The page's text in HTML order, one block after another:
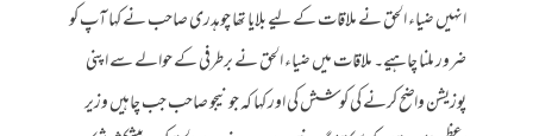
انہیں ضیاء الحق نے ملاقات کے لیے بلایا تھا چوہدری صاحب نے کہا آپ کو
ضرور ملنا چاہیے۔ ملاقات میں ضیاء الحق نے برطرفی کے حوالے سے اپنی
پوزیشن واضح کرنے کی کوشش کی اور کہا کہ جونیجو صاحب جب چاہیں وزیر